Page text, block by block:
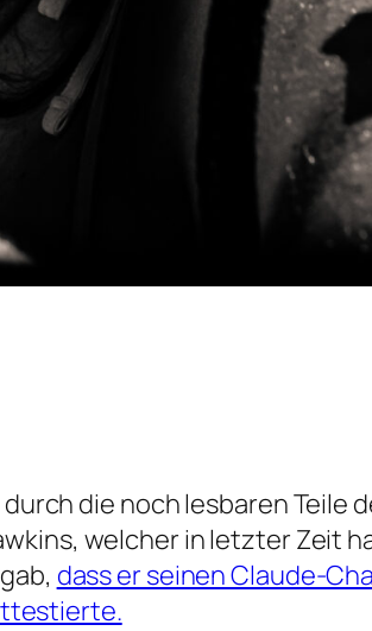
die noch lesbaren Teile
welcher in letzter Zeit
dass er seinen Claude-